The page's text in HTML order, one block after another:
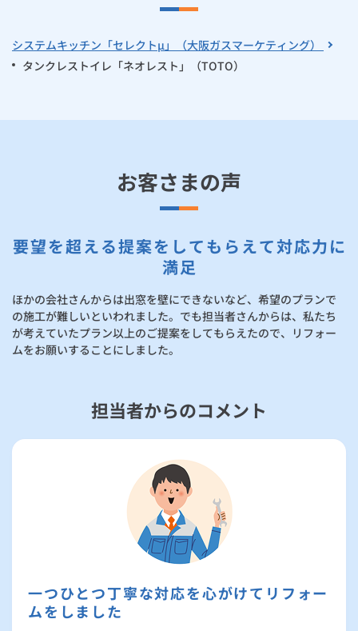
システムキッチン「セレクトμ」（大阪ガスマーケティング）
タンクレストイレ「ネオレスト」（TOTO）
お客さまの声
要望を超える提案をしてもらえて対応力に
満足
ほかの会社さんからは出窓を壁にできないなど、希望のプランで
の施工が難しいといわれました。でも担当者さんからは、私たち
が考えていたプラン以上のご提案をしてもらえたので、リフォー
ムをお願いすることにしました。
担当者からのコメント
一つひとつ丁寧な対応を心がけてリフォー
ムをしました